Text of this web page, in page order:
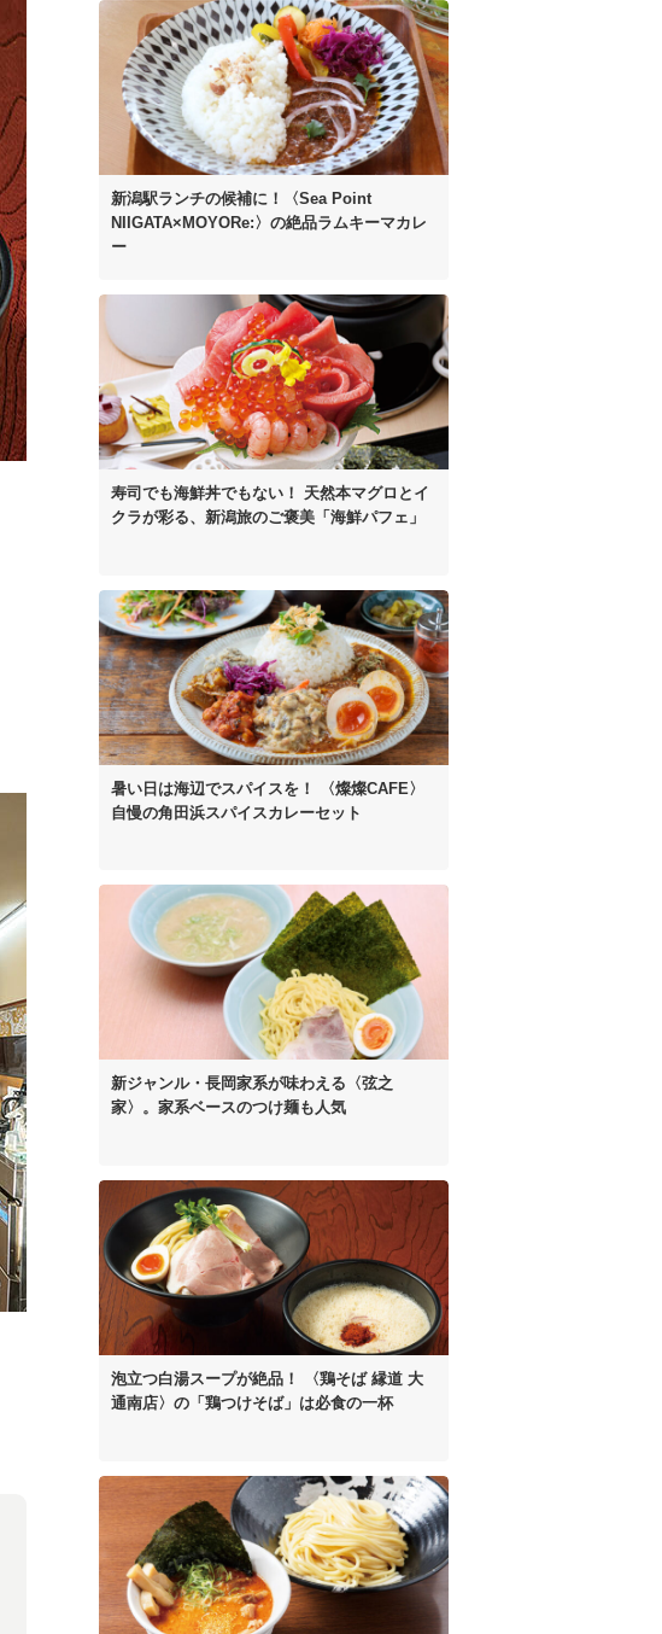
新潟駅ランチの候補に！
〈Sea Point
NIIGATA×MOYORe:〉の絶品ラムキーマカレ
ー
寿司でも海鮮丼でもない！ 天然本マグロとイ
クラが彩る、 新潟旅のご褒美「海鮮パフェ」
暑い日は海辺でスパイスを！
〈燦燦CAFE〉
自慢の角田浜スパイスカレーセット
新ジャンル・長岡家系が味わえる〈弦之
家〉。 家系ベースのつけ麺も人気
泡立つ白湯スープが絶品！
〈鶏そば 縁道 大
通南店〉の 「鶏つけそば」は必食の一杯